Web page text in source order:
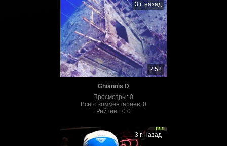
3 г. назад
2:52
Ghiannis D
Просмотры:0
Всего комментариев: 0
Рейтинг: 0.0
3 г. назад